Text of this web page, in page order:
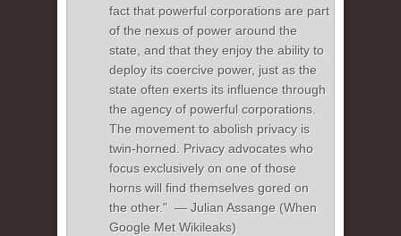
fact that powerful corporations are part
of the nexus of power around the
state, and that they enjoy the ability to
deploy its coercive power, just as the
state often exerts its influence through
the agency of powerful corporations.
The movement to abolish privacy is
twin-horned. Privacy advocates who
focus exclusively on one of those
horns will find themselves gored on
the other." — Julian Assange (When
Google Met Wikileaks)